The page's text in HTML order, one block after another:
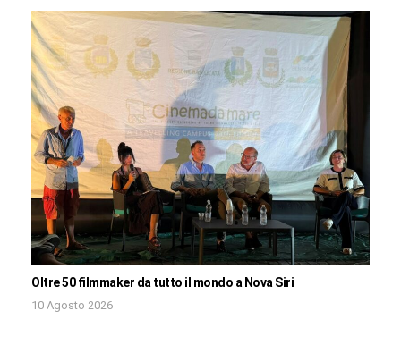
Oltre 50 filmmaker da tutto il mondo a Nova Siri
10 Agosto 2026